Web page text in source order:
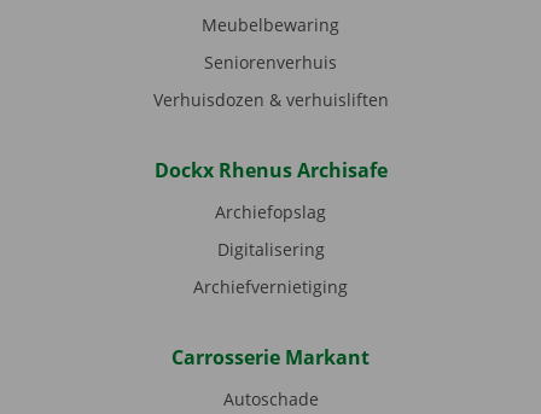
Meubelbewaring
Seniorenverhuis
Verhuisdozen & verhuisliften
Dockx Rhenus Archisafe
Archiefopslag
Digitalisering
Archiefvernietiging
Carrosserie Markant
Autoschade